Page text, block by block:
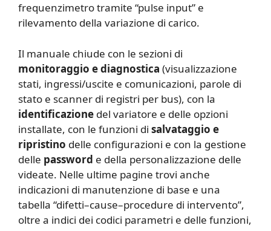
frequenzimetro tramite “pulse input” e
rilevamento della variazione di carico.
Il manuale chiude con le sezioni di
monitoraggio e diagnostica (visualizzazione
stati, ingressi/uscite e comunicazioni, parole di
stato e scanner di registri per bus), con la
identificazione del variatore e delle opzioni
installate, con le funzioni di salvataggio e
ripristino delle configurazioni e con la gestione
delle password e della personalizzazione delle
videate. Nelle ultime pagine trovi anche
indicazioni di manutenzione di base e una
tabella “difetti–cause–procedure di intervento”,
oltre a indici dei codici parametri e delle funzioni,